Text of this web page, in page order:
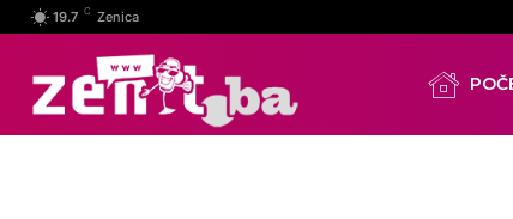
19.7 C Zenica